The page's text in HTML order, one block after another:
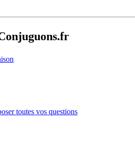
toutes vos questions